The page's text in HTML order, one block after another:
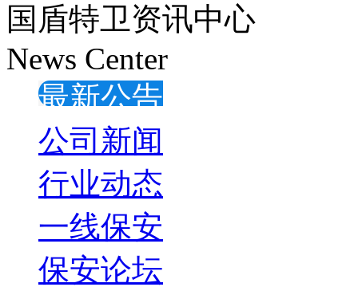
国盾特卫资讯中心
News Center
最新公告
公司新闻
行业动态
一线保安
保安论坛